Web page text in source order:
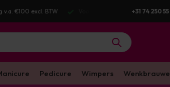
Voor 16:00 besteld? Dezelfde werkdag verstuurd
+31 74 250
Pedicure Wimpers